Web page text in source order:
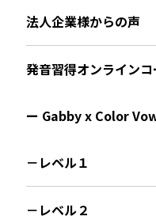
法人企業様からの声
発音習得オンラインコ
ー Gabby x Color
－レベル１
－レベル２